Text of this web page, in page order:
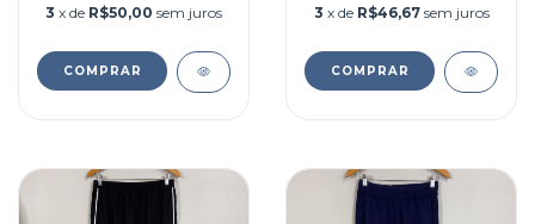
3 x de R$50,00 sem juros
COMPRAR
3 x de R$46,67 sem juros
COMPRAR